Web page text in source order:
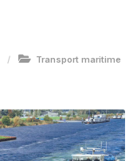
Transport maritime